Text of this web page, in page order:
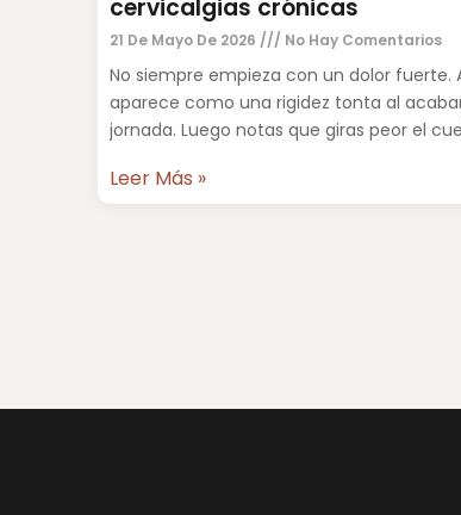
cervicalgias crónicas
21 De Mayo De 2026 No Hay Comentarios
No siempre empieza con un dolor fuerte.
aparece como una rigidez tonta al
jornada. Luego notas que giras peor el
Leer Más »